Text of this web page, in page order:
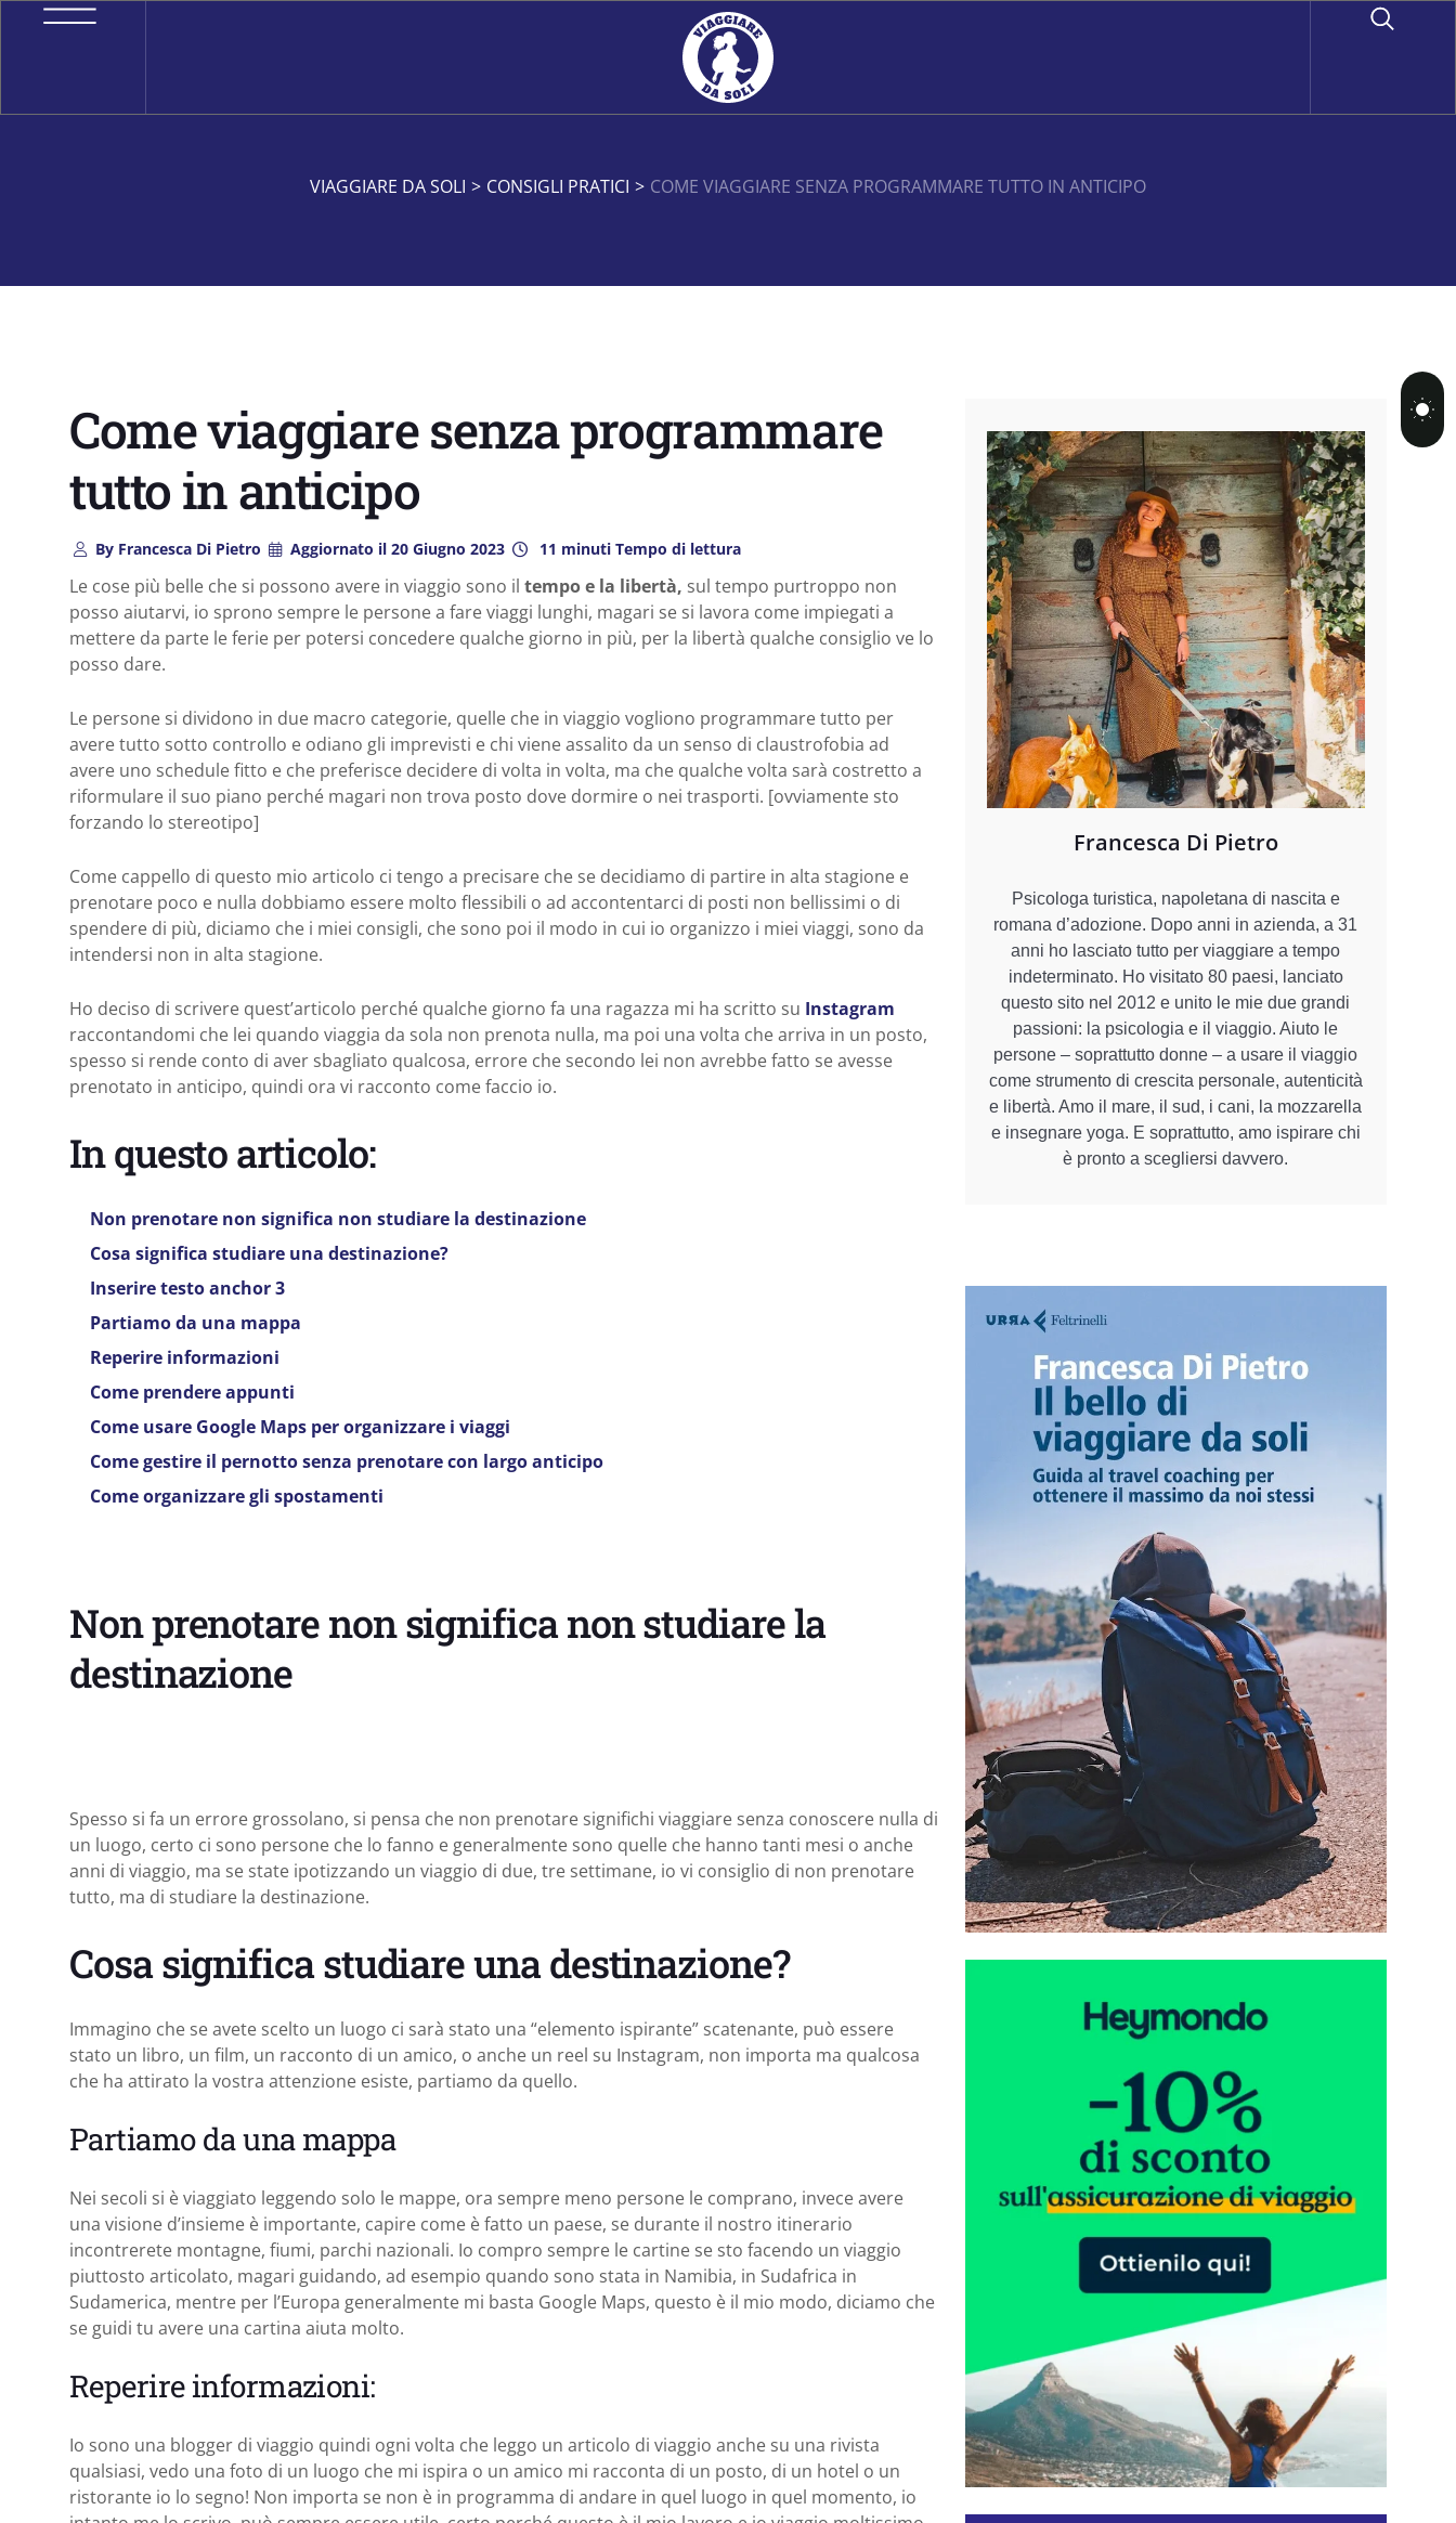
VIAGGIARE DA SOLI > CONSIGLI PRATICI > COME VIAGGIARE SENZA PROGRAMMARE TUTTO IN ANTICIPO
Come viaggiare senza programmare
tutto in anticipo
ByFrancesca Di Pietro Aggiornato il 20 Giugno 2023 11 minuti Tempo di lettura
Le cose più belle che si possono avere in viaggio sono il tempo e la libertà, sul tempo purtroppo non
posso aiutarvi, io sprono sempre le persone a fare viaggi lunghi, magari se si lavora come impiegati a
mettere da parte le ferie per potersi concedere qualche giorno in più, per la libertà qualche consiglio ve lo
posso dare.
Le persone si dividono in due macro categorie, quelle che in viaggio vogliono programmare tutto per
avere tutto sotto controllo e odiano gli imprevisti e chi viene assalito da un senso di claustrofobia ad
avere uno schedule fitto e che preferisce decidere di volta in volta, ma che qualche volta sarà costretto a
riformulare il suo piano perché magari non trova posto dove dormire o nei trasporti. [ovviamente sto
forzando lo stereotipo]
Come cappello di questo mio articolo ci tengo a precisare che se decidiamo di partire in alta stagione e
prenotare poco e nulla dobbiamo essere molto flessibili o ad accontentarci di posti non bellissimi o di
spendere di più, diciamo che i miei consigli, che sono poi il modo in cui io organizzo i miei viaggi, sono da
intendersi non in alta stagione.
Ho deciso di scrivere quest’articolo perché qualche giorno fa una ragazza mi ha scritto su Instagram
raccontandomi che lei quando viaggia da sola non prenota nulla, ma poi una volta che arriva in un posto,
spesso si rende conto di aver sbagliato qualcosa, errore che secondo lei non avrebbe fatto se avesse
prenotato in anticipo, quindi ora vi racconto come faccio io.
In questo articolo:
Non prenotare non significa non studiare la destinazione
Cosa significa studiare una destinazione?
Inserire testo anchor 3
Partiamo da una mappa
Reperire informazioni
Come prendere appunti
Come usare Google Maps per organizzare i viaggi
Come gestire il pernotto senza prenotare con largo anticipo
Come organizzare gli spostamenti
Non prenotare non significa non studiare la
destinazione
Spesso si fa un errore grossolano, si pensa che non prenotare significhi viaggiare senza conoscere nulla di
un luogo, certo ci sono persone che lo fanno e generalmente sono quelle che hanno tanti mesi o anche
anni di viaggio, ma se state ipotizzando un viaggio di due, tre settimane, io vi consiglio di non prenotare
tutto, ma di studiare la destinazione.
Cosa significa studiare una destinazione?
Immagino che se avete scelto un luogo ci sarà stato una “elemento ispirante” scatenante, può essere
stato un libro, un film, un racconto di un amico, o anche un reel su Instagram, non importa ma qualcosa
che ha attirato la vostra attenzione esiste, partiamo da quello.
Partiamo da una mappa
Nei secoli si è viaggiato leggendo solo le mappe, ora sempre meno persone le comprano, invece avere
una visione d’insieme è importante, capire come è fatto un paese, se durante il nostro itinerario
incontrerete montagne, fiumi, parchi nazionali. Io compro sempre le cartine se sto facendo un viaggio
piuttosto articolato, magari guidando, ad esempio quando sono stata in Namibia, in Sudafrica in
Sudamerica, mentre per l’Europa generalmente mi basta Google Maps, questo è il mio modo, diciamo che
se guidi tu avere una cartina aiuta molto.
Reperire informazioni:
Io sono una blogger di viaggio quindi ogni volta che leggo un articolo di viaggio anche su una rivista
qualsiasi, vedo una foto di un luogo che mi ispira o un amico mi racconta di un posto, di un hotel o un
ristorante io lo segno! Non importa se non è in programma di andare in quel luogo in quel momento, io
Francesca Di Pietro
Psicologa turistica, napoletana di nascita e
romana d’adozione. Dopo anni in azienda, a 31
anni ho lasciato tutto per viaggiare a tempo
indeterminato. Ho visitato 80 paesi, lanciato
questo sito nel 2012 e unito le mie due grandi
passioni: la psicologia e il viaggio. Aiuto le
persone – soprattutto donne – a usare il viaggio
come strumento di crescita personale, autenticità
e libertà. Amo il mare, il sud, i cani, la mozzarella
e insegnare yoga. E soprattutto, amo ispirare chi
è pronto a scegliersi davvero.